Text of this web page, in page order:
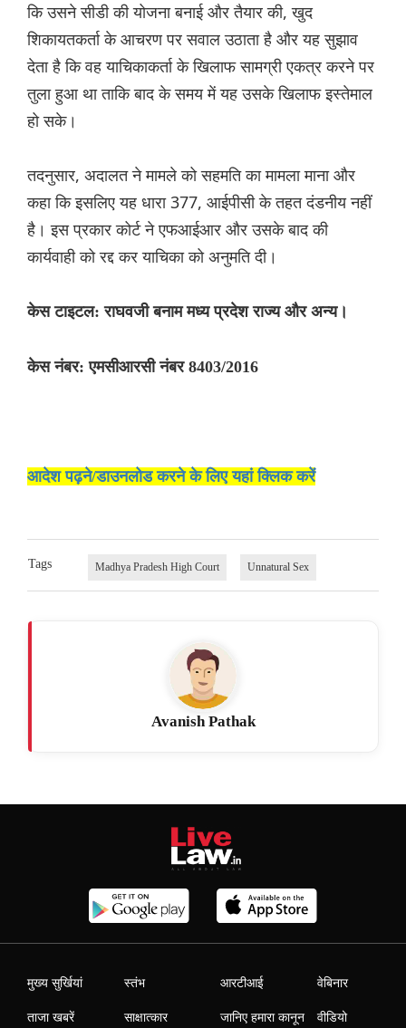
कि उसने सीडी की योजना बनाई और तैयार की, खुद
शिकायतकर्ता के आचरण पर सवाल उठाता है और यह सुझाव
देता है कि वह याचिकाकर्ता के खिलाफ सामग्री एकत्र करने पर
तुला हुआ था ताकि बाद के समय में यह उसके खिलाफ इस्तेमाल
हो सके।
तदनुसार, अदालत ने मामले को सहमति का मामला माना और
कहा कि इसलिए यह धारा 377, आईपीसी के तहत दंडनीय नहीं
है। इस प्रकार कोर्ट ने एफआईआर और उसके बाद की
कार्यवाही को रद्द कर याचिका को अनुमति दी।
केस टाइटल: राघवजी बनाम मध्य प्रदेश राज्य और अन्य।
केस नंबर: एमसीआरसी नंबर 8403/2016
आदेश पढ़ने/डाउनलोड करने के लिए यहां क्लिक करें
Tags Madhya Pradesh High Court Unnatural Sex
Avanish Pathak
मुख्य सुर्खियां
ताजा खबरें
स्तंभ
साक्षात्कार
आरटीआई
जानिए हमारा कानून
वेबिनार
वीडियो